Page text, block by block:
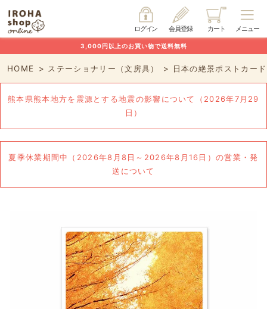
メニュー
カート
会員登録
ログイン
3,000円以上のお買い物で送料無料
HOME ステーショナリー（文房具） 日本の絶景ポストカー
熊本県熊本地方を震源とする地震の影響について（2026年7月29
日）
夏季休業期間中（2026年8月8日～2026年8月16日）の営業・発
送について